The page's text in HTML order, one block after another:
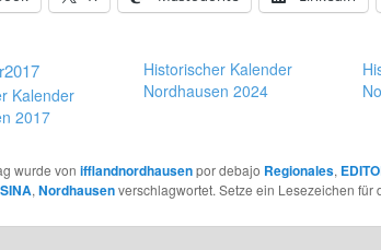
Kalender
2017
Historischer Kalender
Nordhausen 2024
wurde von ifflandnordhausenpor debajo Regionales,
, Nordhausenverschlagwortet. Setze ein Lesezeichen für